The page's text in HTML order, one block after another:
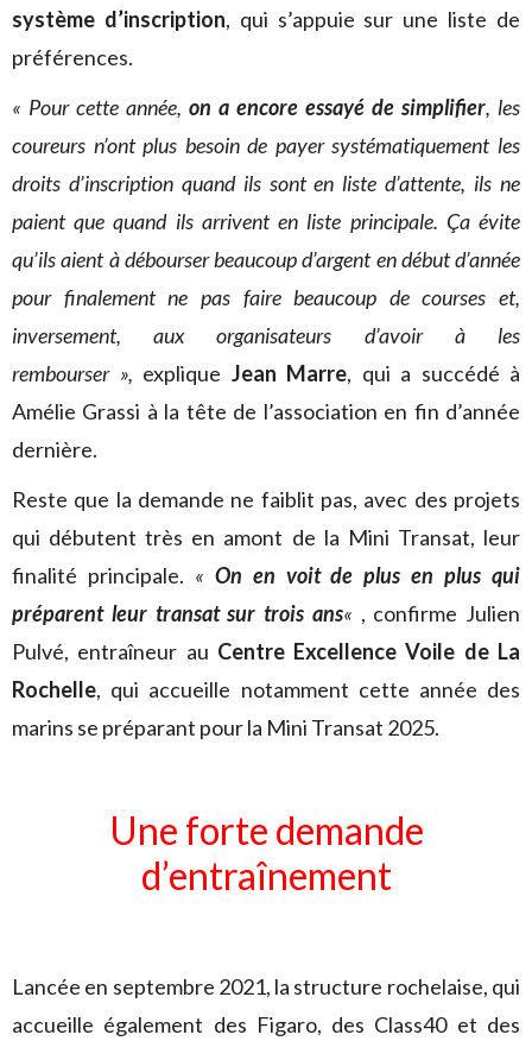
système d’inscription, qui s’appuie sur une liste de
préférences.
« Pour cette année, on a encore essayé de simplifier, les
coureurs n’ont plus besoin de payer systématiquement les
droits d’inscription quand ils sont en liste d’attente, ils ne
paient que quand ils arrivent en liste principale. Ça évite
qu’ils aient à débourser beaucoup d’argent en début d’année
pour finalement ne pas faire beaucoup de courses et,
inversement, aux organisateurs d’avoir à les
rembourser », explique Jean Marre, qui a succédé à
Amélie Grassi à la tête de l’association en fin d’année
dernière.
Reste que la demande ne faiblit pas, avec des projets
qui débutent très en amont de la Mini Transat, leur
finalité principale. « On en voit de plus en plus qui
préparent leur transat sur trois ans« , confirme Julien
Pulvé, entraîneur au Centre Excellence Voile de La
Rochelle, qui accueille notamment cette année des
marins se préparant pour la Mini Transat 2025.
Une forte demande
d’entraînement
Lancée en septembre 2021, la structure rochelaise, qui
accueille également des Figaro, des Class40 et des